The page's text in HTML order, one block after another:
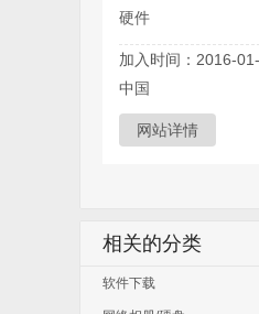
硬件
加入时间：2016-
中国
网站详情
相关的分类
软件下载